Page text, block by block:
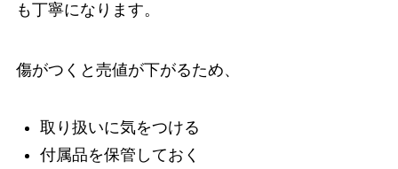
も丁寧になります。
傷がつくと売値が下がるため、
取り扱いに気をつける
付属品を保管しておく